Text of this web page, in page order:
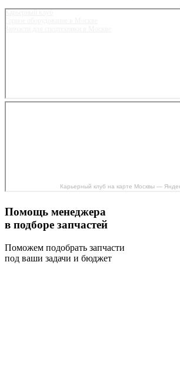
Карьерный клуб на карте Москвы —
Помощь менеджера
в подборе запчастей
Поможем подобрать запчасти
под ваши задачи и бюджет